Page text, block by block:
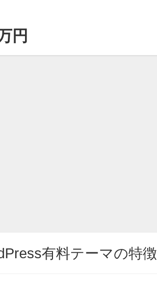
円
有料テーマの特徴